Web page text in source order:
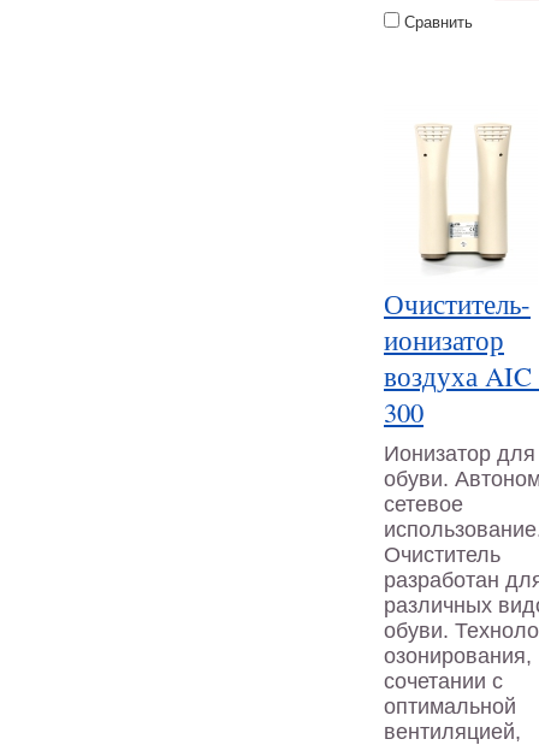
Сравнить
Очиститель-
ионизатор
воздуха
300
Ионизатор для
обуви.
сетевое
Очиститель
разработан
различных
обуви.
озонирования,
сочетании с
оптимальной
вентиляцией,